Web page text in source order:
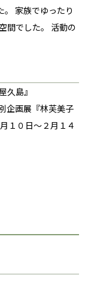
。 家族でゆったり
間でした。 活動の
島』
企画展『林芙美子
１０日〜２月１４